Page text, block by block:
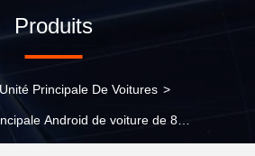
Produits
Unité Principale De Voitures >
Android de voiture de 8